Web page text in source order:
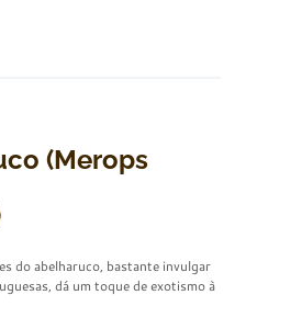
(Merops
do abelharuco, bastante invulgar
dá um toque de exotismo à